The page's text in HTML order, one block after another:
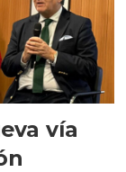
vía